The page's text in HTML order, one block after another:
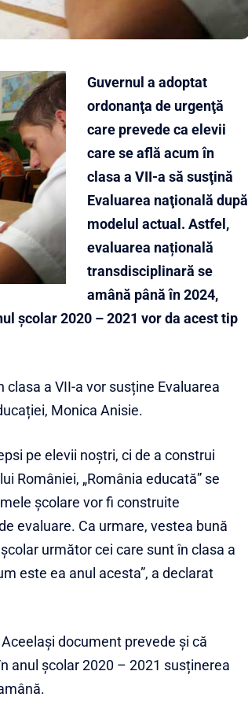
Guvernul a adoptat
ordonanţa de urgenţă
care prevede ca elevii
care se află acum în
clasa a VII-a să susţină
Evaluarea naţională după
modelul actual. Astfel, ​
evaluarea națională
transdisciplinară se
amână până în 2024,
școlar 2020 – 2021 vor da acest tip
a VII-a vor susține Evaluarea
Monica Anisie.
pe elevii noştri, ci de a construi
României, „România educată” se
şcolare vor fi construite
evaluare. Ca urmare, vestea bună
următor cei care sunt în clasa a
este ea anul acesta”, a declarat
document prevede și că
anul școlar 2020 – 2021 susținerea